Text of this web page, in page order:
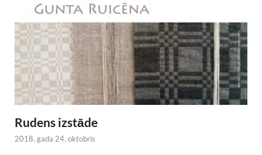
Rudens izstāde
2018. gada 24. oktobris